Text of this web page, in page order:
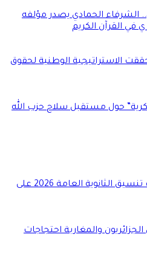
الشرفاء الحمادي يصدر مؤلفه
في القرآن الكريم
الاستراتيجية الوطنية لحقوق
حول مستقبل سلاح حزب الله
حسابات الضرورة: دلالات تنسيق الثانوية العامة 2026 على
والمغاربة احتجاجات